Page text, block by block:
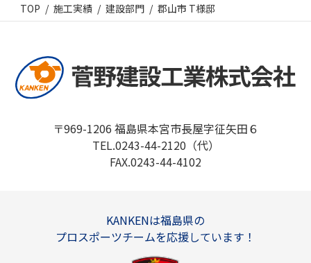
TOP 施工実績 建設部門 郡山市 T様邸
〒969-1206 福島県本宮市長屋字征矢田６
TEL.0243-44-2120（代）
FAX.0243-44-4102
KANKENは福島県の
プロスポーツチームを応援しています！